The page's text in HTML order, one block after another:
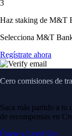
3
Haz staking de M&T
Selecciona M&T
Regístrate ahora
Cero comisiones de
Saca más partido a
de recompensas en
Únete a Level Up